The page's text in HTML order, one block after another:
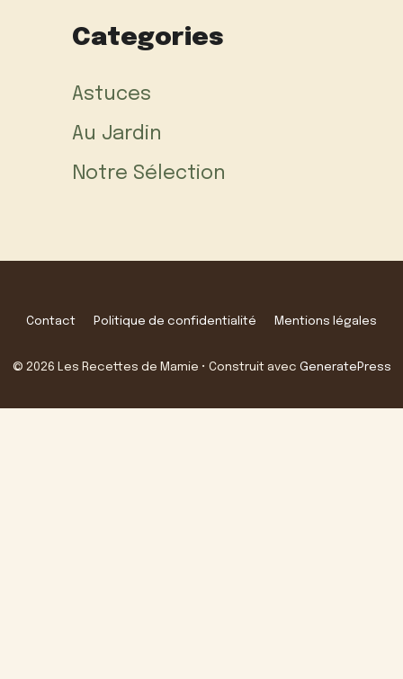
Categories
Astuces
Au Jardin
Notre Sélection
Contact Politique de confidentialité Mentions légales
© 2026 Les Recettes de Mamie • Construit avec GeneratePress